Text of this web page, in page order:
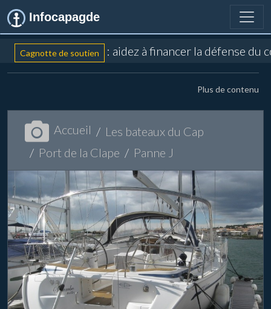
Infocapagde
Cagnotte de soutien : aidez à financer la défense
Plus de contenu
Accueil
Les bateaux du Cap
Port de la Clape
Panne J